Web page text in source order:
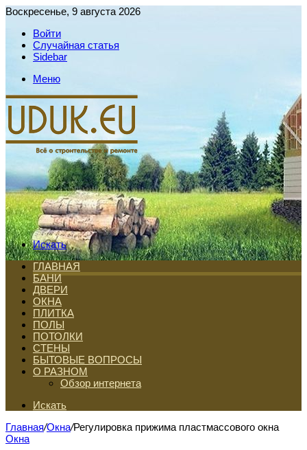
Воскресенье, 9 августа 2026
Войти
Случайная статья
Sidebar
Меню
Искать
ГЛАВНАЯ
БАНИ
ДВЕРИ
ОКНА
ПЛИТКА
ПОЛЫ
ПОТОЛКИ
СТЕНЫ
БЫТОВЫЕ ВОПРОСЫ
О РАЗНОМ
Обзор интернета
Искать
Главная/Окна/Регулировка прижима пластмассового окна
Окна